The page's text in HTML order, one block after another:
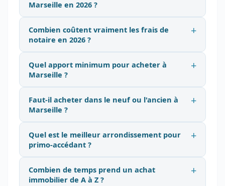
Marseille en 2026 ?
Combien coûtent vraiment les frais de
notaire en 2026 ?
Quel apport minimum pour acheter à
Marseille ?
Faut-il acheter dans le neuf ou l'ancien à
Marseille ?
Quel est le meilleur arrondissement pour
primo-accédant ?
Combien de temps prend un achat
immobilier de A à Z ?